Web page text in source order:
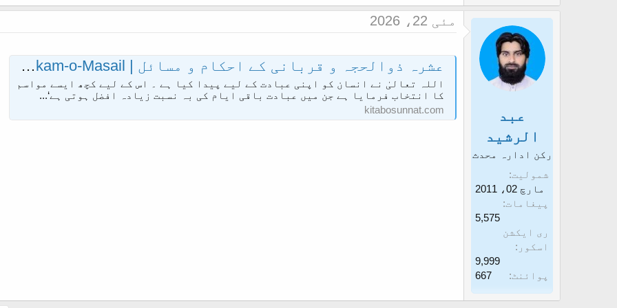
عبد
الرشید
رکن ادارہ محدث
شمولیت
مارچ 02، 2011
پیغامات
5,575
ری ایکشن
اسکور
9,999
پوائنٹ
667
مئی 22، 2026
عشرہ ذوالحجہ و قربانی کے احکام و مسائل | Ashra-e-Zul-Hijjah-wa-Qurbani-ke-Ahkam-o-Masail
اللہ تعالیٰ نے انسان کو اپنی عبادت کے لیے پیدا کیا ہے ۔ اس کے لیے کچھ ایسے مواسم
کا انتخاب فرمایا ہے جن میں عبادت باقی ایام کی بہ نسبت زیادہ افضل ہوتی ہے‘...
kitabosunnat.com